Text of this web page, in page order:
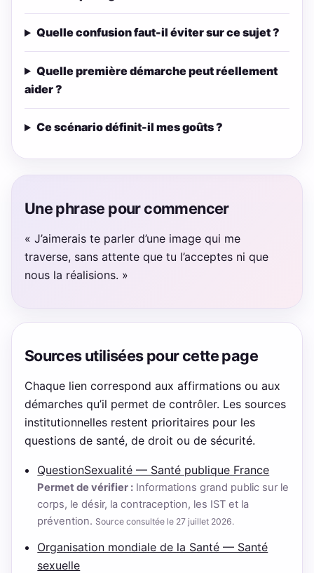
Quelle confusion faut-il éviter sur ce sujet ?
Quelle première démarche peut réellement
aider ?
Ce scénario définit-il mes goûts ?
Une phrase pour commencer
« J’aimerais te parler d’une image qui me
traverse, sans attente que tu l’acceptes ni que
nous la réalisions. »
Sources utilisées pour cette page
Chaque lien correspond aux affirmations ou aux
démarches qu’il permet de contrôler. Les sources
institutionnelles restent prioritaires pour les
questions de santé, de droit ou de sécurité.
QuestionSexualité — Santé publique France
Permet de vérifier : Informations grand public sur le
corps, le désir, la contraception, les IST et la
prévention. Source consultée le 27 juillet 2026.
Organisation mondiale de la Santé — Santé
sexuelle